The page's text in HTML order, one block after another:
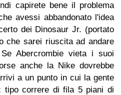
capirete bene il problema
avessi abbandonato l'idea
dei Dinosaur Jr. (portato
che sarei riuscita ad andare
Abercrombie vieta i suoi
anche la Nike dovrebbe
a un punto in cui la gente
tipo correre di fila 5 piani di